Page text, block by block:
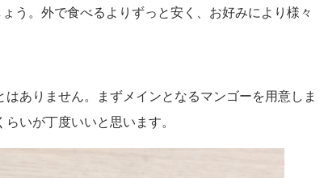
う。外で食べるよりずっと安く、お好みにより様々
ありません。まずメインとなるマンゴーを用意しま
いが丁度いいと思います。